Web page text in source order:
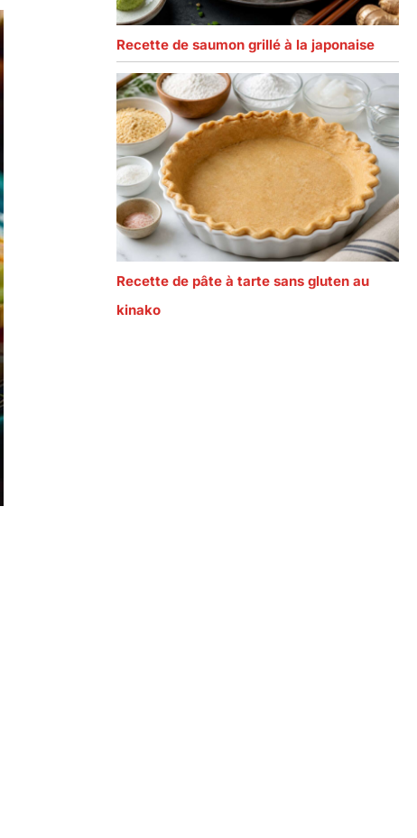
Recette de saumon grillé à la japonaise
Recette de pâte à tarte sans gluten au
kinako